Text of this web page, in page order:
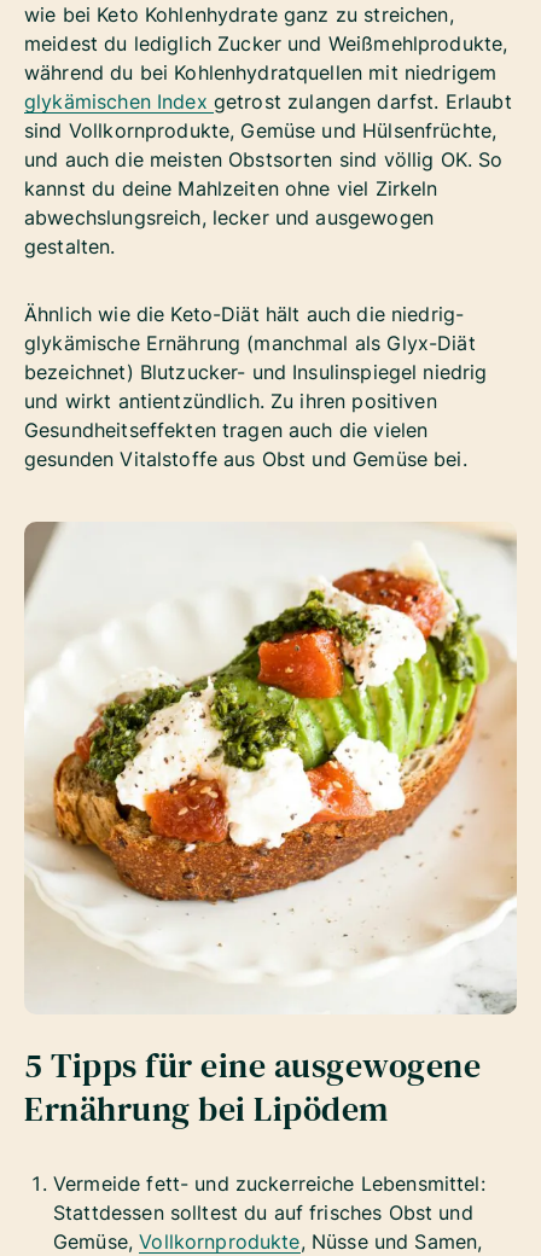
wie bei Keto Kohlenhydrate ganz zu streichen,
meidest du lediglich Zucker und Weißmehlprodukte,
während du bei Kohlenhydratquellen mit niedrigem
glykämischen Index getrost zulangen darfst. Erlaubt
sind Vollkornprodukte, Gemüse und Hülsenfrüchte,
und auch die meisten Obstsorten sind völlig OK. So
kannst du deine Mahlzeiten ohne viel Zirkeln
abwechslungsreich, lecker und ausgewogen
gestalten.
Ähnlich wie die Keto-Diät hält auch die niedrig-
glykämische Ernährung (manchmal als Glyx-Diät
bezeichnet) Blutzucker- und Insulinspiegel niedrig
und wirkt antientzündlich. Zu ihren positiven
Gesundheitseffekten tragen auch die vielen
gesunden Vitalstoffe aus Obst und Gemüse bei.
5 Tipps für eine ausgewogene
Ernährung bei Lipödem
Vermeide fett- und zuckerreiche Lebensmittel:
Stattdessen solltest du auf frisches Obst und
Gemüse,Vollkornprodukte, Nüsse und Samen,